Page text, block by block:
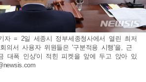
자 = 2일 세종시 정부세종청사에서 열린 최저
의서 사용자 위원들은 '구분적용 시행'을, 근
대폭 인상'이 적힌 피켓을 앞에 두고 앉아 있